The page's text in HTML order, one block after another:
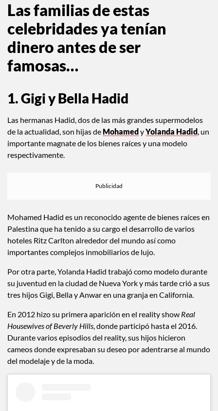
Las familias de estas
celebridades ya tenían
dinero antes de ser
famosas…
1. Gigi y Bella Hadid
Las hermanas Hadid, dos de las más grandes supermodelos
de la actualidad, son hijas de MohamedyYolanda Hadid, un
importante magnate de los bienes raíces y una modelo
respectivamente.
Mohamed Hadid es un reconocido agente de bienes raíces en
Palestina que ha tenido a su cargo el desarrollo de varios
hoteles Ritz Carlton alrededor del mundo así como
importantes complejos inmobiliarios de lujo.
Por otra parte, Yolanda Hadid trabajó como modelo durante
su juventud en la ciudad de Nueva York y más tarde crió a sus
tres hijos Gigi, Bella y Anwar en una granja en California.
En 2012 hizo su primera aparición en el reality show Real
Housewives of Beverly Hills, donde participó hasta el 2016.
Durante varios episodios del reality, sus hijos hicieron
cameos donde expresaban su deseo por adentrarse al mundo
del modelaje y de la moda.